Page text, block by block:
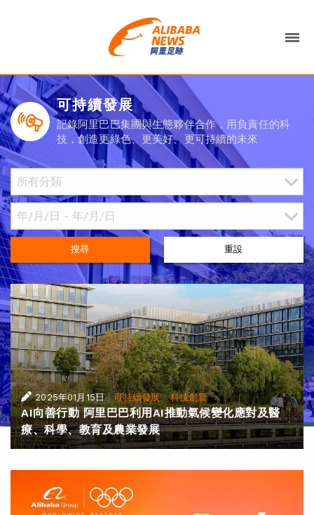
可持續發展
記錄阿里巴巴集團與生態夥伴合作，用負責任的科
技，創造更綠色、更美好、更可持續的未來
搜尋 重設
2025年01月15日 |可持續發展·科技創新
AI向善行動 阿里巴巴利用AI推動氣候變化應對及醫
療、科學、教育及農業發展